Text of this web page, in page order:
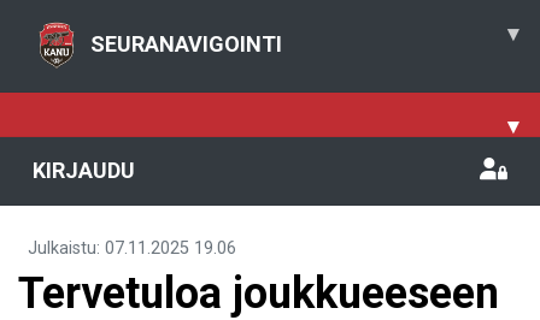
SEURANAVIGOINTI ▾
▾
KIRJAUDU
Julkaistu: 07.11.2025 19.06
Tervetuloa joukkueeseen